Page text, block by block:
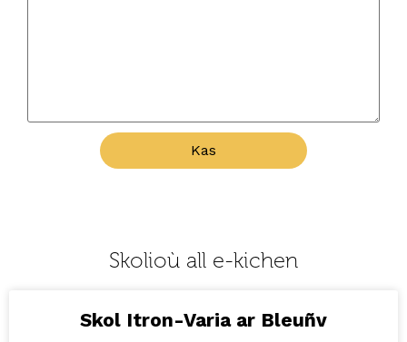
Kas
Skolioù all e-kichen
Skol Itron-Varia ar Bleuñv